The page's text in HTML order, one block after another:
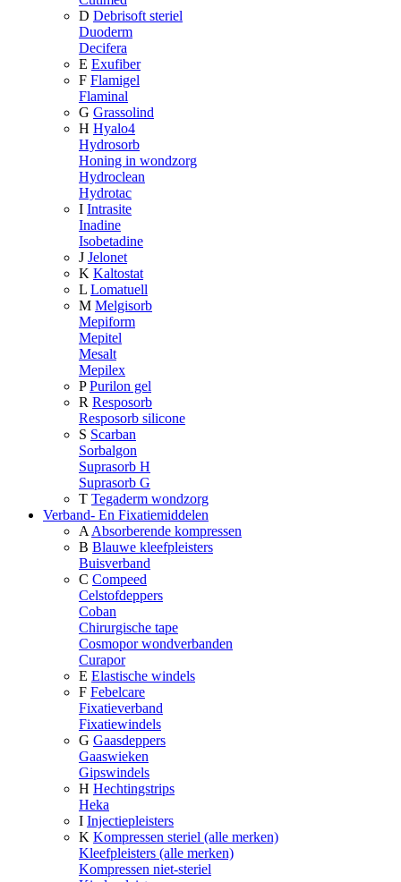
D Debrisoft steriel
Duoderm
Decifera
E Exufiber
F Flamigel
Flaminal
G Grassolind
H Hyalo4
Hydrosorb
Honing in wondzorg
Hydroclean
Hydrotac
I Intrasite
Inadine
Isobetadine
J Jelonet
K Kaltostat
L Lomatuell
M Melgisorb
Mepiform
Mepitel
Mesalt
Mepilex
P Purilon gel
R Resposorb
Resposorb silicone
S Scarban
Sorbalgon
Suprasorb H
Suprasorb G
T Tegaderm wondzorg
Verband- En Fixatiemiddelen
A Absorberende kompressen
B Blauwe kleefpleisters
Buisverband
C Compeed
Celstofdeppers
Coban
Chirurgische tape
Cosmopor wondverbanden
Curapor
E Elastische windels
F Febelcare
Fixatieverband
Fixatiewindels
G Gaasdeppers
Gaaswieken
Gipswindels
H Hechtingstrips
Heka
I Injectiepleisters
K Kompressen steriel (alle merken)
Kleefpleisters (alle merken)
Kompressen niet-steriel